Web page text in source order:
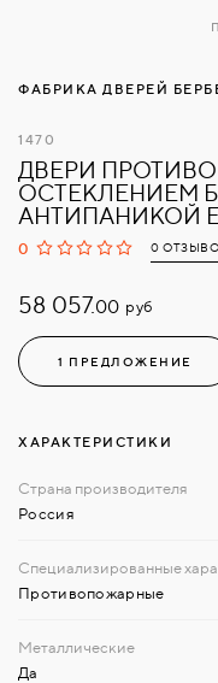
ФАБРИКА ДВЕРЕЙ
1470
ДВЕРИ
ОСТЕКЛЕНИЕМ
АНТИПАНИКОЙ
0 0
58 057.00 руб
1 ПРЕДЛОЖЕНИЕ
ХАРАКТЕРИСТИКИ
Россия
Противопожарные
Да